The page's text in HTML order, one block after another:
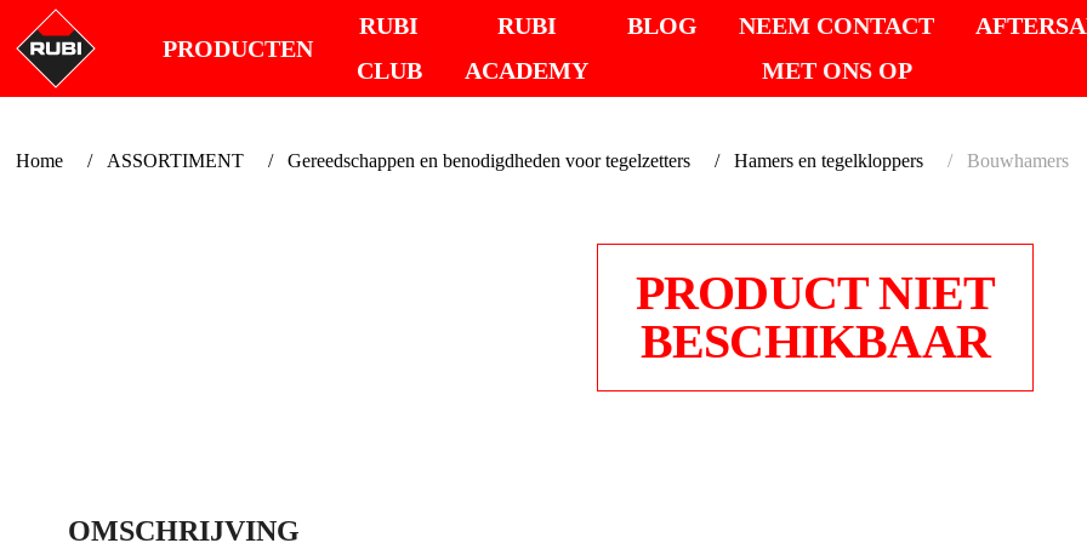
PRODUCTEN
RUBI
CLUB
RUBI
ACADEMY
BLOG
NEEM CONTACT
MET ONS OP
Home ASSORTIMENT Gereedschappen en benodigdheden voor tegelzetters Hamers en tegelkloppers Bouwhamers
PRODUCT NIET
BESCHIKBAAR
OMSCHRIJVING